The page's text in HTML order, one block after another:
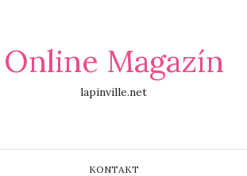
Online Magazín
lapinville.net
KONTAKT